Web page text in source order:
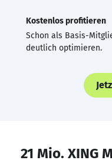
Kostenlos profitieren
Schon als Basis-
deutlich optimieren.
21 Mio. XING